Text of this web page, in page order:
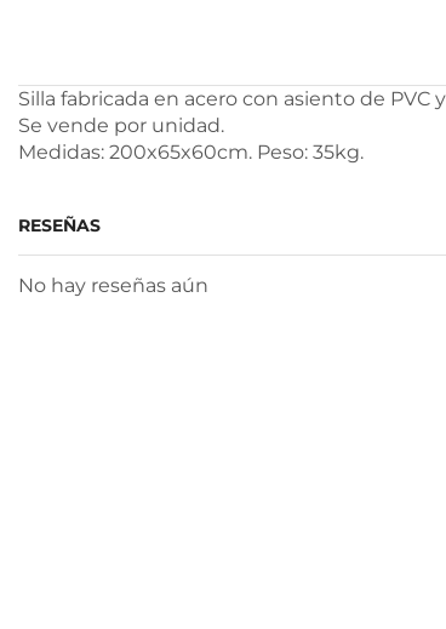
Silla fabricada en acero con asiento de
Se vende por unidad.
Medidas: 200x65x60cm. Peso: 35kg.
RESEÑAS
No hay reseñas aún